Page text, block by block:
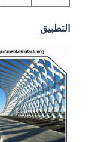
التطبيق